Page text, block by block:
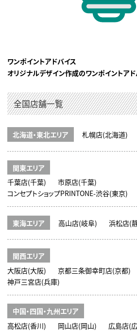
ワンポイントアドバイス
オリジナルデザイン作成のワンポイントア
全国店舗一覧
北海道・東北エリア 札幌店(北海道)
関東エリア
千葉店(千葉)
市原店(千葉)
コンセプトショップPRINTONE-渋谷(東京)
東海エリア 高山店(岐阜) 浜松店(
関西エリア
大阪店(大阪)
京都三条御幸町店(京都)
神戸三宮店(兵庫)
中国・四国・九州エリア
高松店(香川)
岡山店(岡山)
広島店(